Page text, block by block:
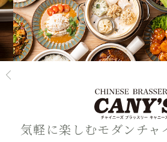
気軽に楽しむモダンチャ